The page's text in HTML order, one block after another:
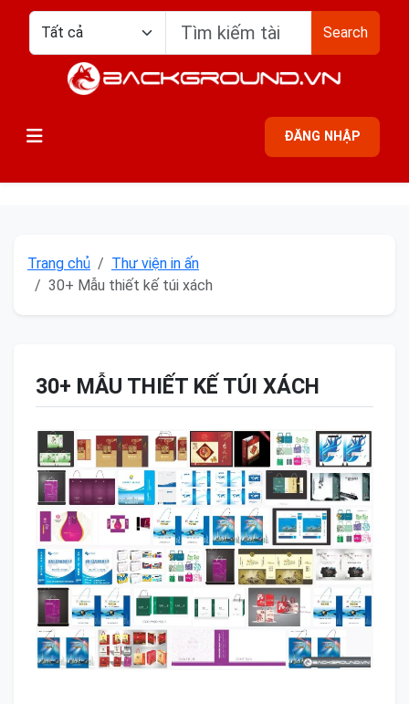
Search
ĐĂNG NHẬP
Trang chủ
Thư viện in ấn
30+ Mẫu thiết kế túi xách
30+ MẪU THIẾT KẾ TÚI XÁCH